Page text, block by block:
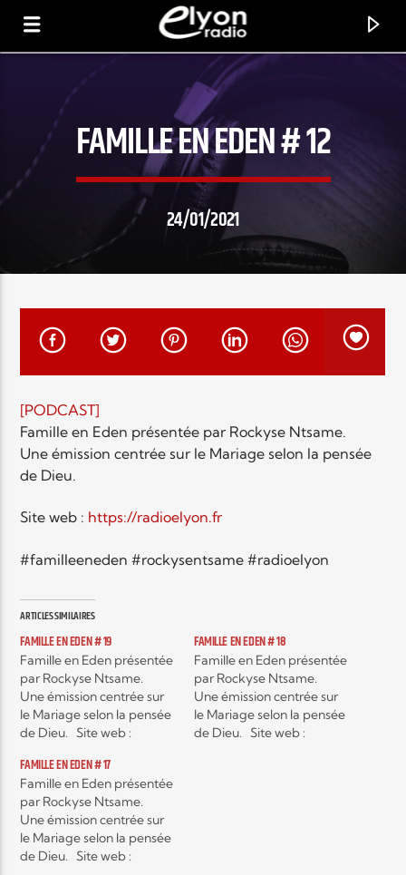
RADIO ELYON
POSITIVE ET ENCOURAGEANTE !
EN CE MOMENT
TITRE
ARTISTE
Elyon Rhema
Elyon Hits
Elyon Live
FAMILLE EN EDEN # 12
24/01/2021
[PODCAST]
Famille en Eden présentée par Rockyse Ntsame.
Une émission centrée sur le Mariage selon la pensée
de Dieu.
Site web : https://radioelyon.fr
#familleeneden #rockysentsame #radioelyon
ARTICLES SIMILAIRES
FAMILLE EN EDEN # 19
Famille en Eden présentée
par Rockyse Ntsame.
Une émission centrée sur
le Mariage selon la pensée
de Dieu. Site web :
#familleeneden
#rockysentsame
#radioelyon
FAMILLE EN EDEN # 18
Famille en Eden présentée
par Rockyse Ntsame.
Une émission centrée sur
le Mariage selon la pensée
de Dieu. Site web :
FAMILLE EN EDEN # 17
Famille en Eden présentée
par Rockyse Ntsame.
Une émission centrée sur
le Mariage selon la pensée
de Dieu. Site web :